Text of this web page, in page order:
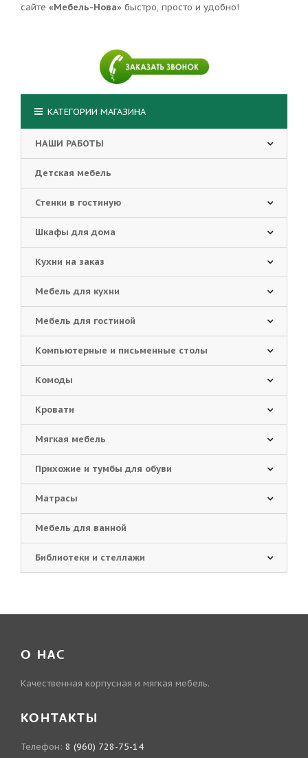
сайте «Мебель-Нова» быстро, просто и удобно!
КАТЕГОРИИ МАГАЗИНА
НАШИ РАБОТЫ
Детская мебель
Стенки в гостиную
Шкафы для дома
Кухни на заказ
Мебель для кухни
Мебель для гостиной
Компьютерные и письменные столы
Комоды
Кровати
Мягкая мебель
Прихожие и тумбы для обуви
Матрасы
Мебель для ванной
Библиотеки и стеллажи
О НАС
Качественная корпусная и мягкая мебель.
КОНТАКТЫ
Телефон: 8 (960) 728-75-14